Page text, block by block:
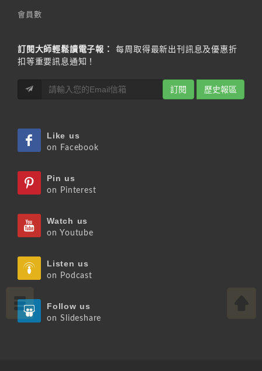
會員數
訂閱大師輕鬆讀電子報：
每周取得最新出刊訊息及優惠折
扣等重要訊息通知！
訂閱 歷史報區
Like us
on Facebook
Pin us
on Pinterest
Watch us
on Youtube
Listen us
on Podcast
Follow us
on Slideshare